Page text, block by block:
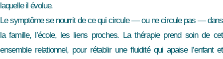
laquelle il évolue.
Le symptôme se nourrit de ce qui circule — ou ne circule pas — dans
la famille, l’école, les liens proches. La thérapie prend soin de cet
ensemble relationnel, pour rétablir une fluidité qui apaise l’enfant et